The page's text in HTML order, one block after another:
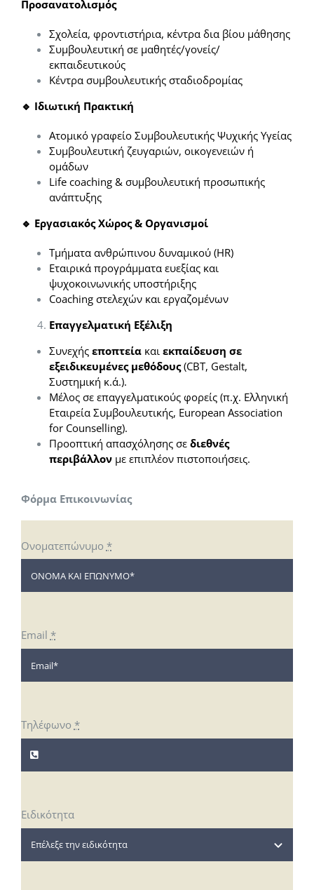
Προσανατολισμός
Σχολεία, φροντιστήρια, κέντρα δια βίου μάθησης
Συμβουλευτική σε μαθητές/γονείς/
εκπαιδευτικούς
Κέντρα συμβουλευτικής σταδιοδρομίας
🔹 Ιδιωτική Πρακτική
Ατομικό γραφείο Συμβουλευτικής Ψυχικής Υγείας
Συμβουλευτική ζευγαριών, οικογενειών ή
ομάδων
Life coaching & συμβουλευτική προσωπικής
ανάπτυξης
🔹 Εργασιακός Χώρος & Οργανισμοί
Τμήματα ανθρώπινου δυναμικού (HR)
Εταιρικά προγράμματα ευεξίας και
ψυχοκοινωνικής υποστήριξης
Coaching στελεχών και εργαζομένων
Επαγγελματική Εξέλιξη
Συνεχής εποπτείακαι εκπαίδευση σε
εξειδικευμένες μεθόδους(CBT, Gestalt,
Συστημική κ.ά.).
Μέλος σε επαγγελματικούς φορείς (π.χ. Ελληνική
Εταιρεία Συμβουλευτικής, European Association
for Counselling).
Προοπτική απασχόλησης σε διεθνές
περιβάλλονμε επιπλέον πιστοποιήσεις.
Φόρμα Επικοινωνίας
Ονοματεπώνυμο *
Email *
Τηλέφωνο *
Ειδικότητα